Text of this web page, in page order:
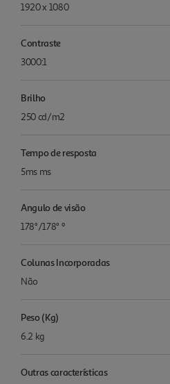
1920 x 1080
Contraste
3000:1
Brilho
250 cd/m2
Tempo de resposta
5ms ms
Angulo de visão
178°/178° º
Colunas Incorporadas
Não
Peso (Kg)
6.2 kg
Outras características